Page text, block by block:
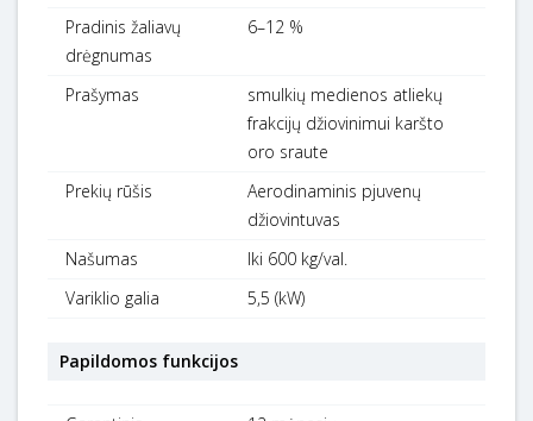
Pradinis žaliavų
drėgnumas
6–12 %
Prašymas
smulkių medienos atliekų
frakcijų džiovinimui karšto
oro sraute
Prekių rūšis
Aerodinaminis pjuvenų
džiovintuvas
Našumas
Iki 600 kg/val.
Variklio galia
5,5 (kW)
Papildomos funkcijos